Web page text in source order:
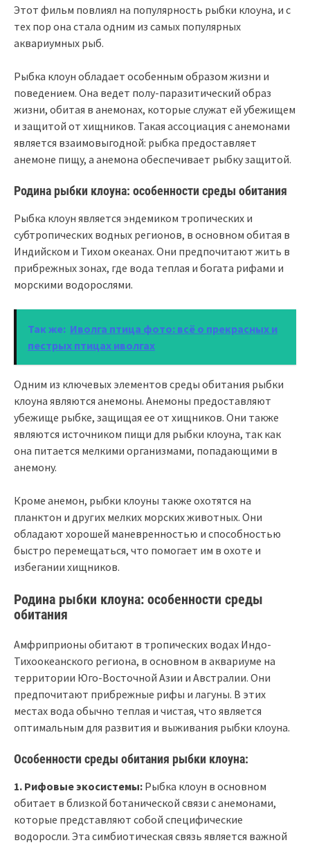
Этот фильм повлиял на популярность рыбки клоуна, и с
тех пор она стала одним из самых популярных
аквариумных рыб.
Рыбка клоун обладает особенным образом жизни и
поведением. Она ведет полу-паразитический образ
жизни, обитая в анемонах, которые служат ей убежищем
и защитой от хищников. Такая ассоциация с анемонами
является взаимовыгодной: рыбка предоставляет
анемоне пищу, а анемона обеспечивает рыбку защитой.
Родина рыбки клоуна: особенности среды обитания
Рыбка клоун является эндемиком тропических и
субтропических водных регионов, в основном обитая в
Индийском и Тихом океанах. Они предпочитают жить в
прибрежных зонах, где вода теплая и богата рифами и
морскими водорослями.
Так же: Иволга птица фото: всё о прекрасных и
пестрых птицах иволгах
Одним из ключевых элементов среды обитания рыбки
клоуна являются анемоны. Анемоны предоставляют
убежище рыбке, защищая ее от хищников. Они также
являются источником пищи для рыбки клоуна, так как
она питается мелкими организмами, попадающими в
анемону.
Кроме анемон, рыбки клоуны также охотятся на
планктон и других мелких морских животных. Они
обладают хорошей маневренностью и способностью
быстро перемещаться, что помогает им в охоте и
избегании хищников.
Родина рыбки клоуна: особенности среды
обитания
Амфриприоны обитают в тропических водах Индо-
Тихоокеанского региона, в основном в аквариуме на
территории Юго-Восточной Азии и Австралии. Они
предпочитают прибрежные рифы и лагуны. В этих
местах вода обычно теплая и чистая, что является
оптимальным для развития и выживания рыбки клоуна.
Особенности среды обитания рыбки клоуна:
1. Рифовые экосистемы: Рыбка клоун в основном
обитает в близкой ботанической связи с анемонами,
которые представляют собой специфические
водоросли. Эта симбиотическая связь является важной